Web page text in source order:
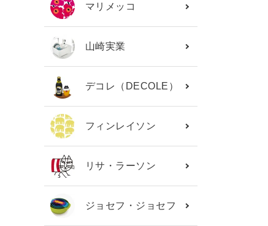
マリメッコ
山崎実業
デコレ（DECOLE）
フィンレイソン
リサ・ラーソン
ジョセフ・ジョセフ